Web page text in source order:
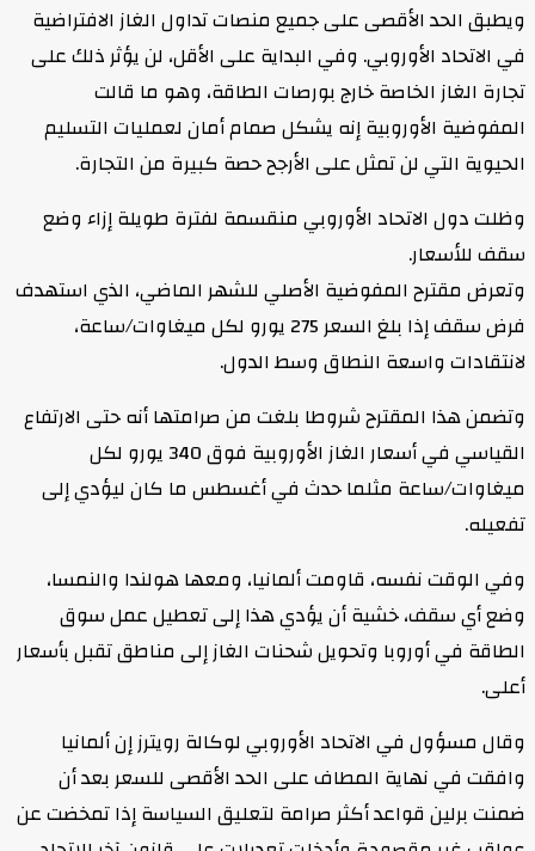
ويطبق الحد الأقصى على جميع منصات تداول الغاز الافتراضية
في الاتحاد الأوروبي. وفي البداية على الأقل، لن يؤثر ذلك على
تجارة الغاز الخاصة خارج بورصات الطاقة، وهو ما قالت
المفوضية الأوروبية إنه يشكل صمام أمان لعمليات التسليم
الحيوية التي لن تمثل على الأرجح حصة كبيرة من التجارة.
وظلت دول الاتحاد الأوروبي منقسمة لفترة طويلة إزاء وضع
سقف للأسعار.
وتعرض مقترح المفوضية الأصلي للشهر الماضي، الذي استهدف
فرض سقف إذا بلغ السعر 275 يورو لكل ميغاوات/ساعة،
لانتقادات واسعة النطاق وسط الدول.
وتضمن هذا المقترح شروطا بلغت من صرامتها أنه حتى الارتفاع
القياسي في أسعار الغاز الأوروبية فوق 340 يورو لكل
ميغاوات/ساعة مثلما حدث في أغسطس ما كان ليؤدي إلى
تفعيله.
وفي الوقت نفسه، قاومت ألمانيا، ومعها هولندا والنمسا،
وضع أي سقف، خشية أن يؤدي هذا إلى تعطيل عمل سوق
الطاقة في أوروبا وتحويل شحنات الغاز إلى مناطق تقبل بأسعار
أعلى.
وقال مسؤول في الاتحاد الأوروبي لوكالة رويترز إن ألمانيا
وافقت في نهاية المطاف على الحد الأقصى للسعر بعد أن
ضمنت برلين قواعد أكثر صرامة لتعليق السياسة إذا تمخضت عن